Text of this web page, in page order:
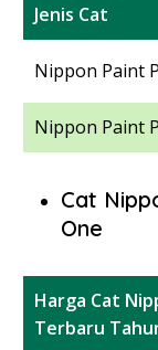
Jenis Cat
Nippon Paint
Nippon Paint
Cat
One
Harga Cat
Terbaru